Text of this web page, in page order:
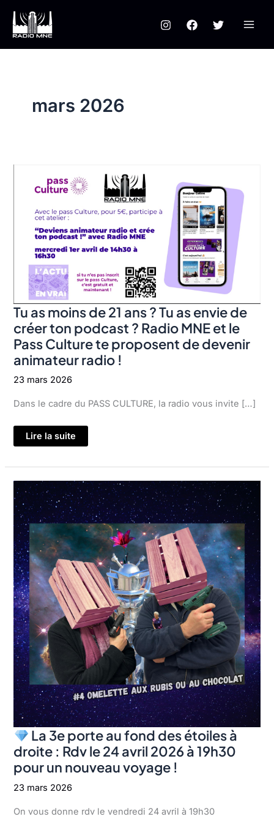
contenu
mars 2026
Tu as moins de 21 ans ? Tu as envie de
créer ton podcast ? Radio MNE et le
Pass Culture te proposent de devenir
animateur radio !
23 mars 2026
Dans le cadre du PASS CULTURE, la radio vous invite […]
Tu
as
21
ans
?
Tu
as
envie
de
créer
ton
podcast
?
Radio
MNE
et
le
Pass
Culture
te
proposent
de
devenir
animateur
radio
!
Lire la suite
La 3e porte au fond des étoiles à
droite : Rdv le 24 avril 2026 à 19h30
pour un nouveau voyage !
23 mars 2026
On vous donne rdv le vendredi 24 avril à 19h30